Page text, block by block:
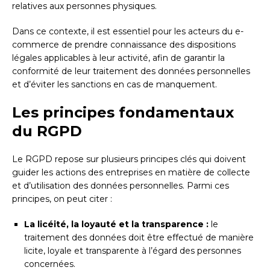
relatives aux personnes physiques.
Dans ce contexte, il est essentiel pour les acteurs du e-
commerce de prendre connaissance des dispositions
légales applicables à leur activité, afin de garantir la
conformité de leur traitement des données personnelles
et d’éviter les sanctions en cas de manquement.
Les principes fondamentaux
du RGPD
Le RGPD repose sur plusieurs principes clés qui doivent
guider les actions des entreprises en matière de collecte
et d’utilisation des données personnelles. Parmi ces
principes, on peut citer :
La licéité, la loyauté et la transparence : le
traitement des données doit être effectué de manière
licite, loyale et transparente à l’égard des personnes
concernées.